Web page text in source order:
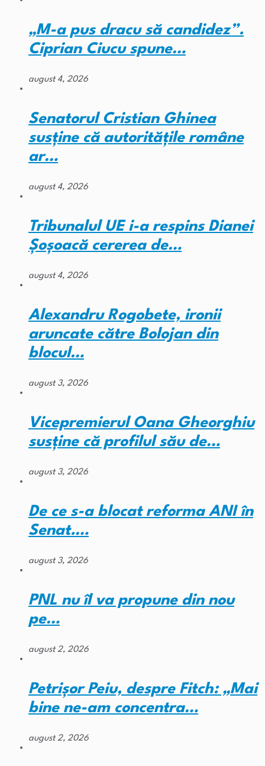
„M-a pus dracu să candidez”.
Ciprian Ciucu spune…
august 4, 2026
Senatorul Cristian Ghinea
susține că autoritățile române
ar…
august 4, 2026
Tribunalul UE i-a respins Dianei
Șoșoacă cererea de…
august 4, 2026
Alexandru Rogobete, ironii
aruncate către Bolojan din
blocul…
august 3, 2026
Vicepremierul Oana Gheorghiu
susține că profilul său de…
august 3, 2026
De ce s-a blocat reforma ANI în
Senat.…
august 3, 2026
PNL nu îl va propune din nou
pe…
august 2, 2026
Petrișor Peiu, despre Fitch: „Mai
bine ne-am concentra…
august 2, 2026